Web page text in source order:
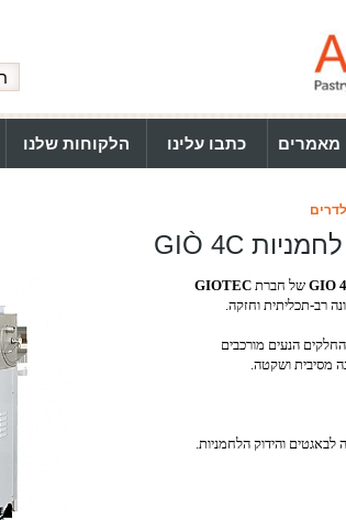
מאמרים כתבו עלינו הלקוחות שלנו
GIO של חברתGIOTEC
רב-תכליתית וחזקה.
הנעים מורכבים
מסיבית ושקטה.
לבאגטים והידוק הלחמניות.